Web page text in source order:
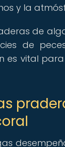
y la
de
de
es vital